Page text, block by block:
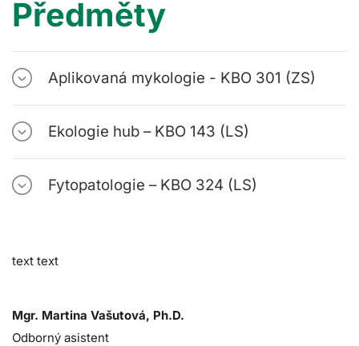
Předměty
Aplikovaná mykologie - KBO 301 (ZS)
Ekologie hub – KBO 143 (LS)
Fytopatologie – KBO 324 (LS)
text text
Mgr. Martina Vašutová, Ph.D.
Odborný asistent